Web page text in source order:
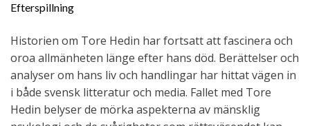
Efterspillning
Historien om Tore Hedin har fortsatt att fascinera och
oroa allmänheten länge efter hans död. Berättelser och
analyser om hans liv och handlingar har hittat vägen in
i både svensk litteratur och media. Fallet med Tore
Hedin belyser de mörka aspekterna av mänsklig